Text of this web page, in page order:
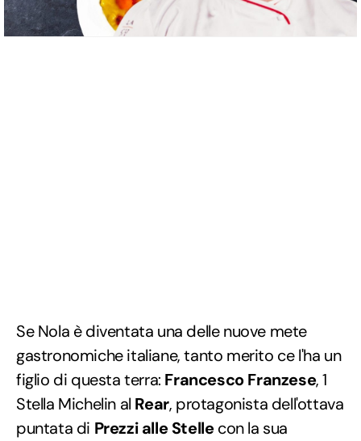
Se Nola è diventata una delle nuove mete
gastronomiche italiane, tanto merito ce l'ha un
figlio di questa terra: Francesco Franzese, 1
Stella Michelin al Rear, protagonista dell'ottava
puntata di Prezzi alle Stellecon la sua